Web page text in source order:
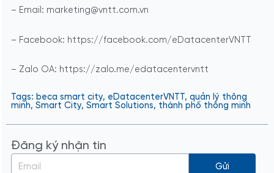
– Email: marketing@vntt.com.vn
– Facebook: https://facebook.com/eDatacenterVNTT
– Zalo OA: https://zalo.me/edatacentervntt
Tags: beca smart city, eDatacenterVNTT, quản lý thông
minh, Smart City, Smart Solutions, thành phố thông minh
Đăng ký nhận tin
Gửi